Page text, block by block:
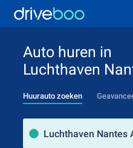
Auto huren in
Luchthaven
Huurauto zoeken